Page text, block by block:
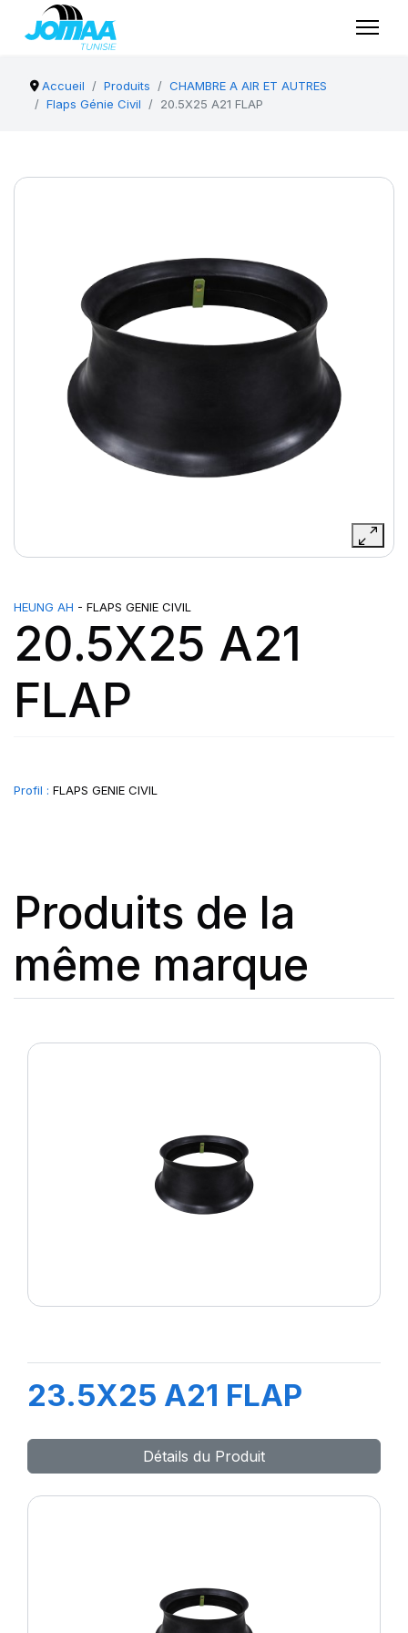
Accueil Produits
CHAMBRE A AIR ET AUTRES
Flaps Génie Civil
20.5X25 A21 FLAP
HEUNG AH - FLAPS GENIE CIVIL
20.5X25 A21
FLAP
Profil : FLAPS GENIE CIVIL
Produits de la
même marque
23.5X25 A21 FLAP
Détails du Produit